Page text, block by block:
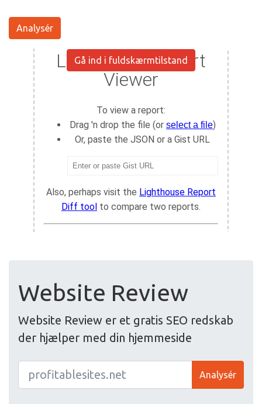
Analysér
Gå ind i fuldskærmtilstand
Website Review
Website Review er et gratis SEO redskab
der hjælper med din hjemmeside
Analysér